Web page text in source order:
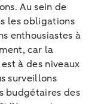
Au sein de
les obligations
enthousiastes à
car la
à des niveaux
surveillons
budgétaires des